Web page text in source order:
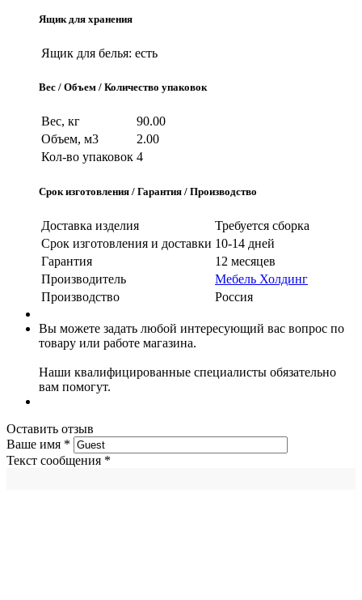
Ящик для хранения
Ящик для белья: есть
Вес / Объем / Количество упаковок
Вес, кг
90.00
Объем, м3
2.00
Кол-во упаковок 4
Срок изготовления / Гарантия / Производство
Доставка изделия
Требуется сборка
Срок изготовления и доставки 10-14 дней
Гарантия
12 месяцев
Производитель
Мебель Холдинг
Производство
Россия
Вы можете задать любой интересующий вас вопрос по
товару или работе магазина.
Наши квалифицированные специалисты обязательно
вам помогут.
Оставить отзыв
Ваше имя *
Текст сообщения *